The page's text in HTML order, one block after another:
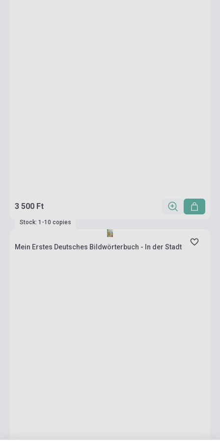
3 500 Ft
Stock: 1-10 copies
Mein Erstes Deutsches Bildwörterbuch - In der Stadt